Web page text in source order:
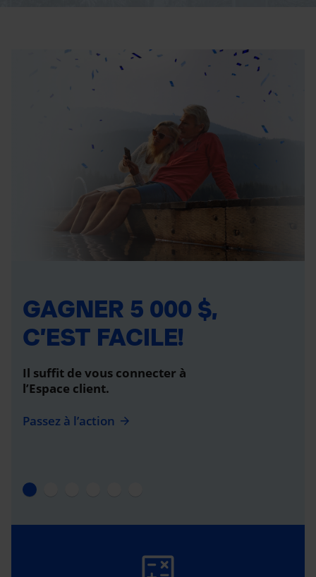
GAGNER 5 000 $,
C’EST FACILE!
Il suffit de vous connecter à
l’Espace client.
Passez à l’action